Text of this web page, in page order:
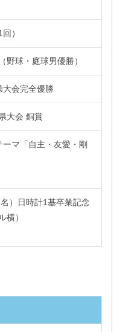
）
野球・庭球男優勝）
大会完全優勝
大会 銅賞
マ「自主・友愛・剛
）日時計1基卒業記念
横）